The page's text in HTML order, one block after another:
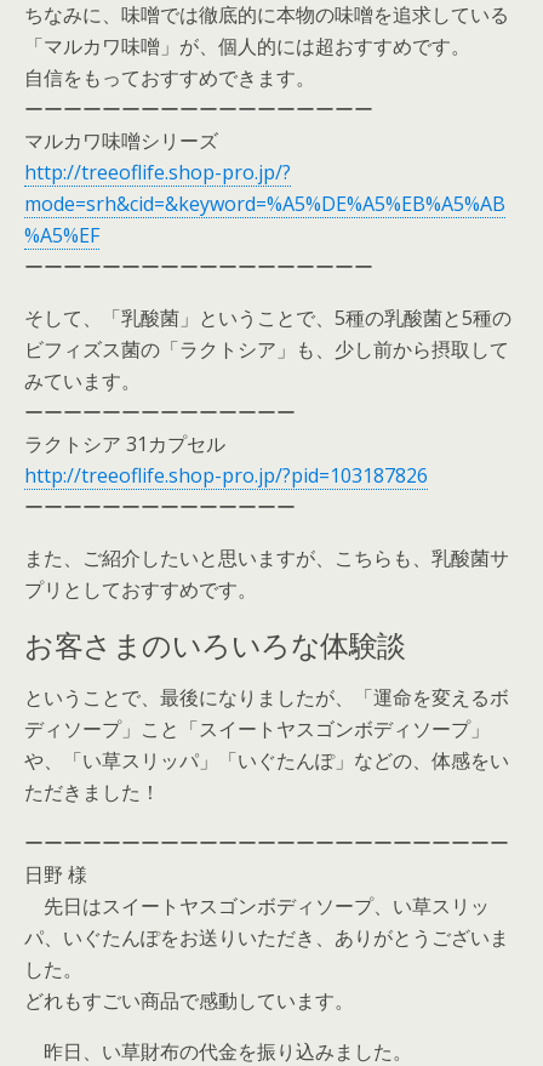
ちなみに、味噌では徹底的に本物の味噌を追求している
「マルカワ味噌」が、個人的には超おすすめです。
自信をもっておすすめできます。
ーーーーーーーーーーーーーーーーーー
マルカワ味噌シリーズ
http://treeoflife.shop-pro.jp/?
mode=srh&cid=&keyword=%A5%DE%A5%EB%A5%AB
%A5%EF
ーーーーーーーーーーーーーーーーーー
そして、「乳酸菌」ということで、5種の乳酸菌と5種の
ビフィズス菌の「ラクトシア」も、少し前から摂取して
みています。
ーーーーーーーーーーーーーー
ラクトシア 31カプセル
http://treeoflife.shop-pro.jp/?pid=103187826
ーーーーーーーーーーーーーー
また、ご紹介したいと思いますが、こちらも、乳酸菌サ
プリとしておすすめです。
お客さまのいろいろな体験談
ということで、最後になりましたが、「運命を変えるボ
ディソープ」こと「スイートヤスゴンボディソープ」
や、「い草スリッパ」「いぐたんぽ」などの、体感をい
ただきました！
ーーーーーーーーーーーーーーーーーーーーーーーーー
日野 様
先日はスイートヤスゴンボディソープ、い草スリッ
パ、いぐたんぽをお送りいただき、ありがとうございま
した。
どれもすごい商品で感動しています。
昨日、い草財布の代金を振り込みました。